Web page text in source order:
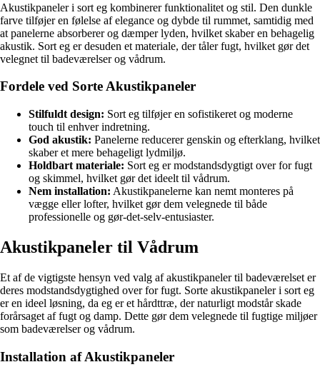
Akustikpaneler i sort eg kombinerer funktionalitet og stil. Den dunkle
farve tilføjer en følelse af elegance og dybde til rummet, samtidig med
at panelerne absorberer og dæmper lyden, hvilket skaber en behagelig
akustik. Sort eg er desuden et materiale, der tåler fugt, hvilket gør det
velegnet til badeværelser og vådrum.
Fordele ved Sorte Akustikpaneler
Stilfuldt design: Sort eg tilføjer en sofistikeret og moderne
touch til enhver indretning.
God akustik: Panelerne reducerer genskin og efterklang, hvilket
skaber et mere behageligt lydmiljø.
Holdbart materiale: Sort eg er modstandsdygtigt over for fugt
og skimmel, hvilket gør det ideelt til vådrum.
Nem installation: Akustikpanelerne kan nemt monteres på
vægge eller lofter, hvilket gør dem velegnede til både
professionelle og gør-det-selv-entusiaster.
Akustikpaneler til Vådrum
Et af de vigtigste hensyn ved valg af akustikpaneler til badeværelset er
deres modstandsdygtighed over for fugt. Sorte akustikpaneler i sort eg
er en ideel løsning, da eg er et hårdttræ, der naturligt modstår skade
forårsaget af fugt og damp. Dette gør dem velegnede til fugtige miljøer
som badeværelser og vådrum.
Installation af Akustikpaneler